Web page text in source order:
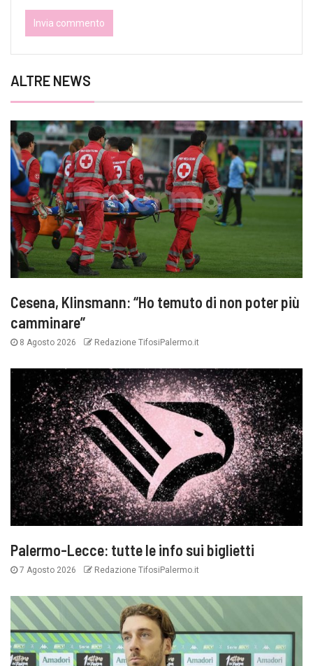
ALTRE NEWS
Cesena, Klinsmann: “Ho temuto di non poter più
camminare”
8 Agosto 2026 Redazione TifosiPalermo.it
Palermo-Lecce: tutte le info sui biglietti
7 Agosto 2026 Redazione TifosiPalermo.it